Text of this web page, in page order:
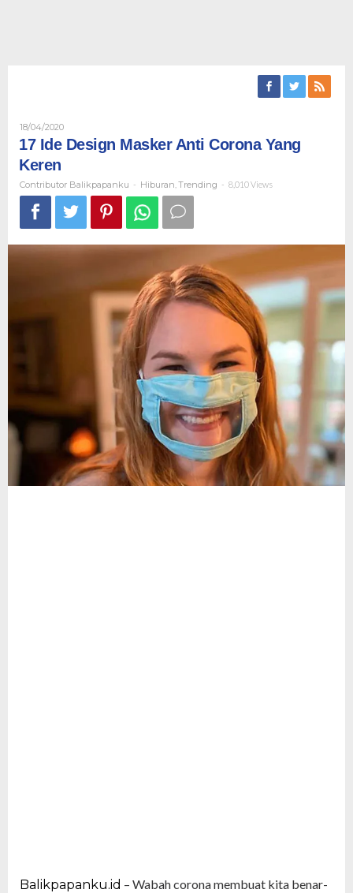
18/04/2020Oleh
Contributor
Balikpapanku
17 Ide Design Masker Anti Corona Yang
Keren
Contributor Balikpapanku - Hiburan Trending - 8,010 Views
Balikpapanku.id – Wabah corona membuat kita benar-